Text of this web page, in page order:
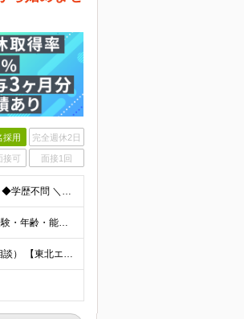
採用 完全週休2日
可 面接1回
＜職種・業界未経験OK！営業デビュー大歓迎＞ ◆要普通自動車免許（AT限定可） ◆学歴不問 ＼当てはまる方、ぜひご応募ください！／ □人と話すことや、人の役に立つことが好き □未経験から営業として成
月給28万円～35万円＋賞与年2回（支給実績3ヶ月分） ※経験・年齢・能力を考慮の上、当社規定により決定します。 ※上記月給には固定残業代(25時間分／47,314円～)
ご希望を考慮のうえ、下記いずれかの拠点へ配属します。 ※自動車通勤可能（要相談） 【東北エリア】 仙台支店、盛岡支店、福島支店 【関東エリア】 東京本社、東京支店、埼玉支店、千葉支店、群馬支店、東